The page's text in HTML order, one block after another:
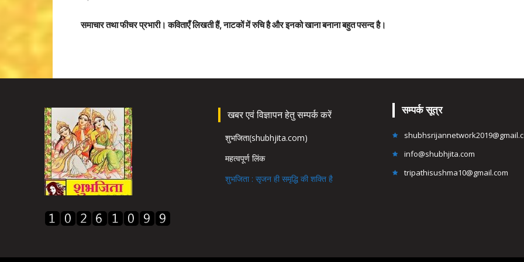
समाचार तथा फीचर प्रभारी। कविताएँ लिखती हैं, नाटकों में रुचि है और इनको खाना बनाना बहुत पसन्द है।
खबर एवं विज्ञापन हेतु सम्पर्क करें
शुभजिता(shubhjita.com)
महत्वपूर्ण लिंक
शुभजिता : सृजन ही समृद्धि की शक्ति है
सम्पर्क सूत्र
info@shubhjita.com
tripathisushma10@gmail.com